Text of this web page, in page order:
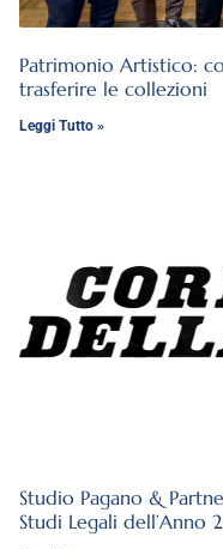
Patrimonio Artistico:
trasferire le collezioni
Leggi Tutto »
Studio Pagano &
Studi Legali dell’Anno